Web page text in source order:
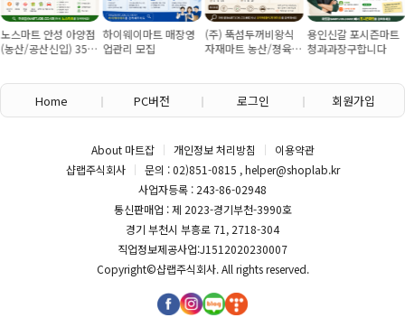
노스마트 안성 아양점
(농산/공산신입) 355
하이웨이마트 매장영
업관리 모집
(주) 뚝섬두꺼비왕식
자재마트 농산/졍육/
용인신갈 포시즌마트
청과과장구합니다
Home PC버전 로그인 회원가입
About 마트잡 개인정보 처리방침
이용약관
샵랩주식회사
문의 : 02)851-0815 , helper@shoplab.kr
사업자등록 : 243-86-02948
통신판매업 : 제 2023-경기부천-3990호
경기 부천시 부흥로 71, 2718-304
직업정보제공사업:J1512020230007
Copyright©샵랩주식회사. All rights reserved.